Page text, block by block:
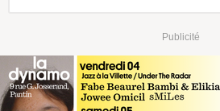
Publicité